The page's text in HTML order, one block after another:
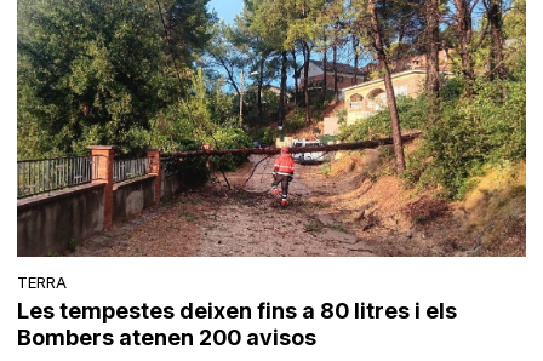
TERRA
Les tempestes deixen fins a 80 litres i els
Bombers atenen 200 avisos